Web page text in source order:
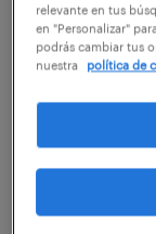
promotor/a
santiago,
$30.000 -
relevante en tus
en "Personalizar"
podrás cambiar tus
nuestra
política de